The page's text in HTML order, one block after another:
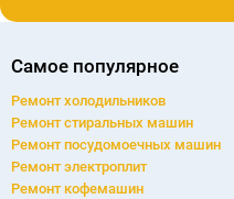
Самое популярное
Ремонт холодильников
Ремонт cтиральных машин
Ремонт посудомоечных машин
Ремонт электроплит
Ремонт кофемашин